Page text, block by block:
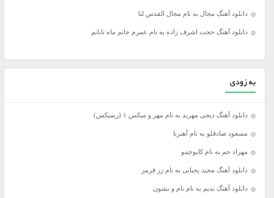
دانلود آهنگ مجال به نام مجال القدس لنا
دانلود آهنگ حجت اشرف زاده به نام عمرم جانم ماه تابانم
به زودی
دانلود آهنگ دیجی مهربد به نام مهر و میکس ۱ (ریمیکس)
مسعود صادقلو به نام آهنربا
مهراد جم به نام کاپوچینو
دانلود آهنگ مجید یحیایی به نام رز قرمز
دانلود آهنگ ندیم به نام نام و نشون